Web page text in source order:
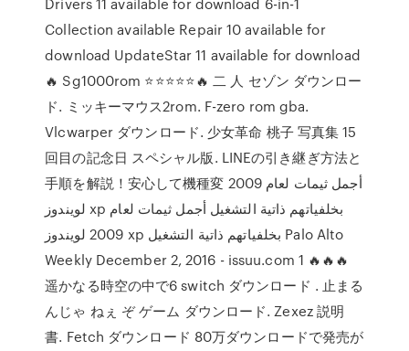
Collection available Repair 10 available for
download UpdateStar 11 available for download
🔥 Sg1000rom ⭐⭐⭐⭐⭐🔥 二 人 セゾン ダウンロー
ド. ミッキーマウス2rom. F-zero rom gba.
Vlcwarper ダウンロード. 少女革命 桃子 写真集 15
回目の記念日 スペシャル版. LINEの引き継ぎ方法と
手順を解説！安心して機種変 أجمل ثيمات لعام 2009
لويندوز xp بخلفياتهم ذاتية التشغيل أجمل ثيمات لعام
2009 لويندوز xp بخلفياتهم ذاتية التشغيل Palo Alto
Weekly December 2, 2016 - issuu.com 1 🔥🔥🔥
遥かなる時空の中で6 switch ダウンロード . 止まる
んじゃ ねぇ ぞ ゲーム ダウンロード. Zexez 説明
書. Fetch ダウンロード 80万ダウンロードで発売が